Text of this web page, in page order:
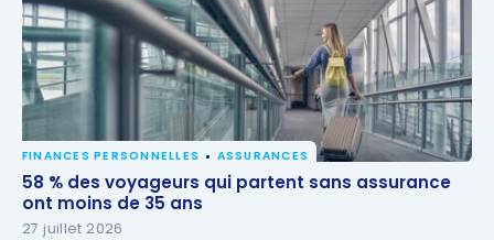
58 % des voyageurs qui partent sans assurance ont
moins de 35 ans
FINANCES PERSONNELLES ASSURANCES
58 % des voyageurs qui partent sans assurance
ont moins de 35 ans
27 juillet 2026